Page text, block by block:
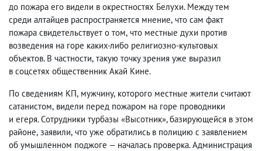
до пожара его видели в окрестностях Белухи. Между тем
среди алтайцев распространяется мнение, что сам факт
пожара свидетельствует о том, что местные духи против
возведения на горе каких-либо религиозно-культовых
объектов. В частности, такую точку зрения уже выразил
в соцсетях общественник Акай Кине.
По сведениям КП, мужчину, которого местные жители считают
сатанистом, видели перед пожаром на горе проводники
и егеря. Сотрудники турбазы «Высотник», базирующейся в этом
районе, заявили, что уже обратились в полицию с заявлением
об умышленном поджоге — началась проверка. Администрация